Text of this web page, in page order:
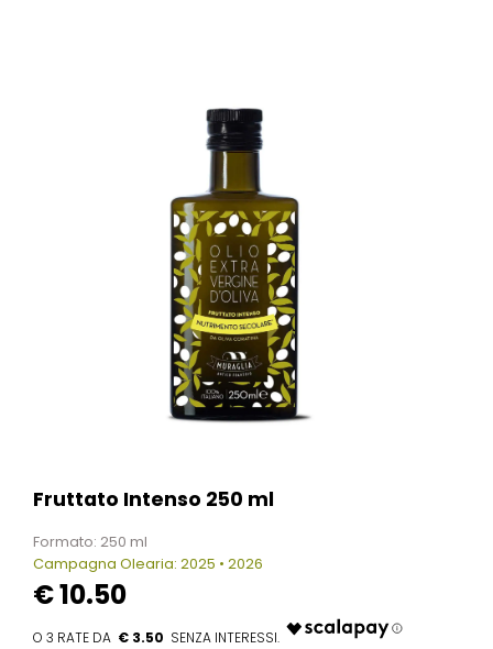
Fruttato Intenso 250 ml
Formato: 250 ml
Campagna Olearia: 2025 • 2026
€10.50
€ 3.50